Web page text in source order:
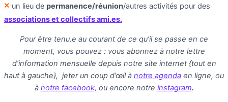
× un lieu de permanence/réunion/autres activités pour des
associations et collectifs ami.es.
Pour être tenu.e au courant de ce qu’il se passe en ce
moment, vous pouvez : vous abonnez à notre lettre
d’information mensuelle depuis notre site internet {tout en
haut à gauche}, jeter un coup d’œil à notre agenda en ligne, ou
à notre facebook, ou encore notre instagram.